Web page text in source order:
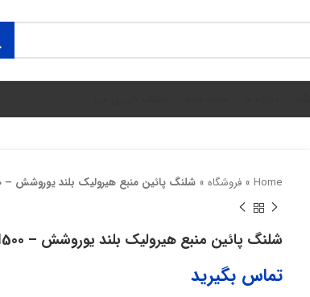
Home
»فروشگاه »شلنگ پائين منبع هیرولیک بلند یوروشش – FH500
شلنگ پائين منبع هیرولیک بلند یوروشش – FH500
تماس بگیرید